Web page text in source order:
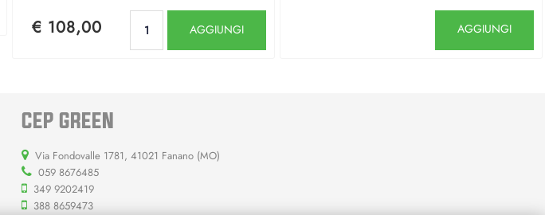
€ 108,00 AGGIUNGI AGGIUNGI
CEP GREEN
Via Fondovalle 1781, 41021 Fanano (MO)
059 8676485
349 9202419
388 8659473